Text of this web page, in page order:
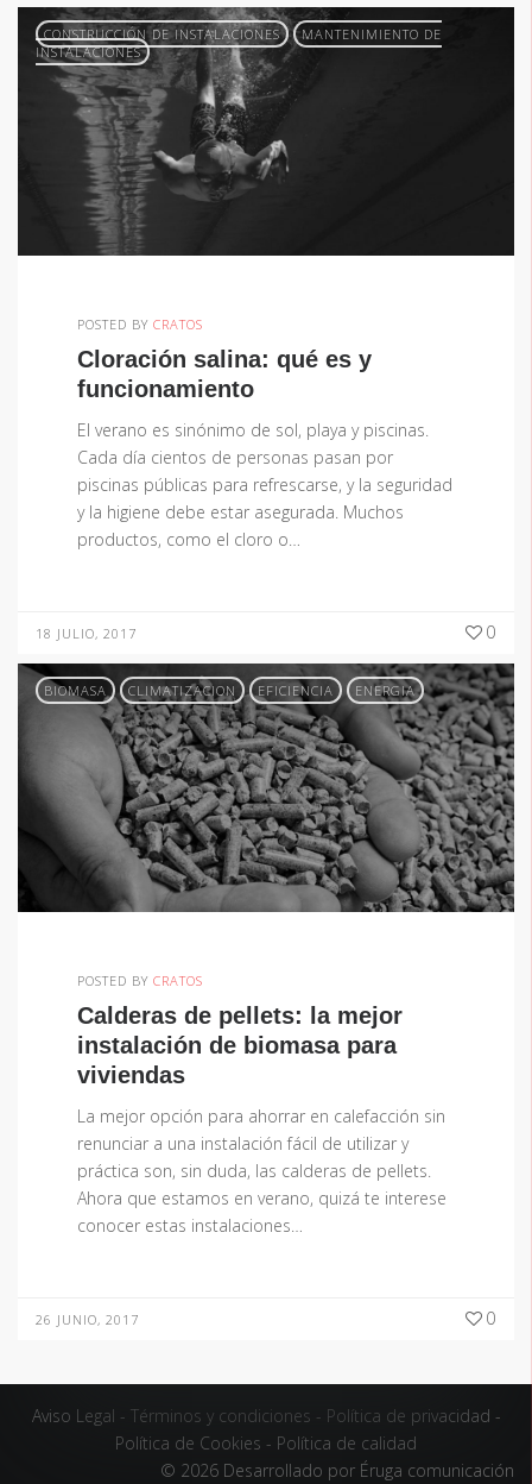
CONSTRUCCIÓN DE INSTALACIONES
MANTENIMIENTO DE
INSTALACIONES
POSTED BYCRATOS
Cloración salina: qué es y
funcionamiento
El verano es sinónimo de sol, playa y piscinas.
Cada día cientos de personas pasan por
piscinas públicas para refrescarse, y la seguridad
y la higiene debe estar asegurada. Muchos
productos, como el cloro o…
18 JULIO, 2017 0
BIOMASA CLIMATIZACION EFICIENCIA ENERGIA
POSTED BYCRATOS
Calderas de pellets: la mejor
instalación de biomasa para
viviendas
La mejor opción para ahorrar en calefacción sin
renunciar a una instalación fácil de utilizar y
práctica son, sin duda, las calderas de pellets.
Ahora que estamos en verano, quizá te interese
conocer estas instalaciones…
26 JUNIO, 2017 0
Aviso Legal - Términos y condiciones - Política de privacidad -
Política de Cookies - Política de calidad
© 2026 Desarrollado por Éruga comunicación